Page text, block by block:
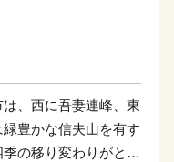
、西に吾妻連峰、東
豊かな信夫山を有す
の移り変わりがとて